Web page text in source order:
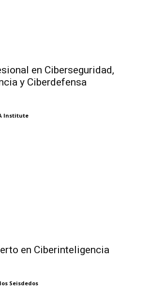
en Ciberseguridad,
y Ciberdefensa
Institute
en Ciberinteligencia
Seisdedos